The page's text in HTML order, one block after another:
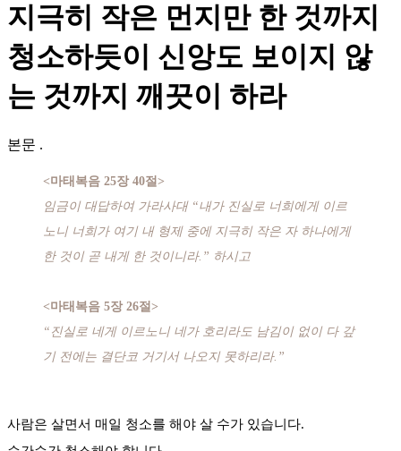
지극히 작은 먼지만 한 것까지
청소하듯이 신앙도 보이지 않
는 것까지 깨끗이 하라
본문 .
<마태복음 25장 40절>
임금이 대답하여 가라사대 “내가 진실로 너희에게 이르
노니 너희가 여기 내 형제 중에 지극히 작은 자 하나에게
한 것이 곧 내게 한 것이니라.” 하시고
<마태복음 5장 26절>
“진실로 네게 이르노니 네가 호리라도 남김이 없이 다 갚
기 전에는 결단코 거기서 나오지 못하리라.”
사람은 살면서 매일 청소를 해야 살 수가 있습니다.